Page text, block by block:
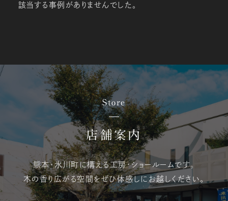
該当する事例がありませんでした。
Store
店舗案内
熊本・氷川町に構える工房・ショールームです。
木の香り広がる空間をぜひ体感しにお越しください。